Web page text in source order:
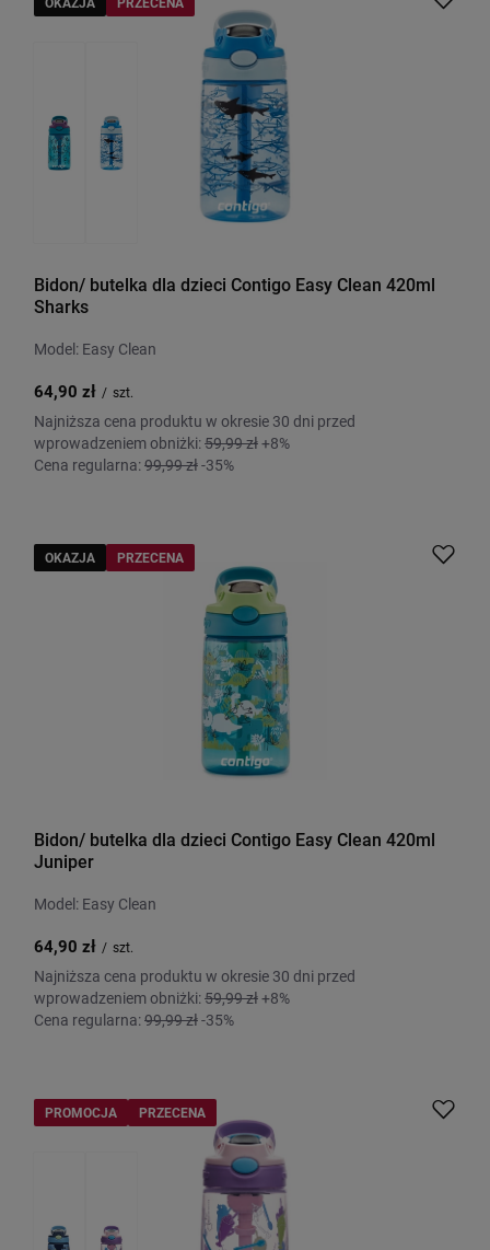
Bidon/ butelka dla dzieci Contigo Easy Clean 420ml
Sharks
Model: Easy Clean
64,90 zł / szt.
Najniższa cena produktu w okresie 30 dni przed
wprowadzeniem obniżki:59,99 zł+8%
Cena regularna:99,99 zł-35%
OKAZJA PRZECENA
Bidon/ butelka dla dzieci Contigo Easy Clean 420ml
Juniper
Model: Easy Clean
64,90 zł / szt.
Najniższa cena produktu w okresie 30 dni przed
wprowadzeniem obniżki:59,99 zł+8%
Cena regularna:99,99 zł-35%
PROMOCJA PRZECENA